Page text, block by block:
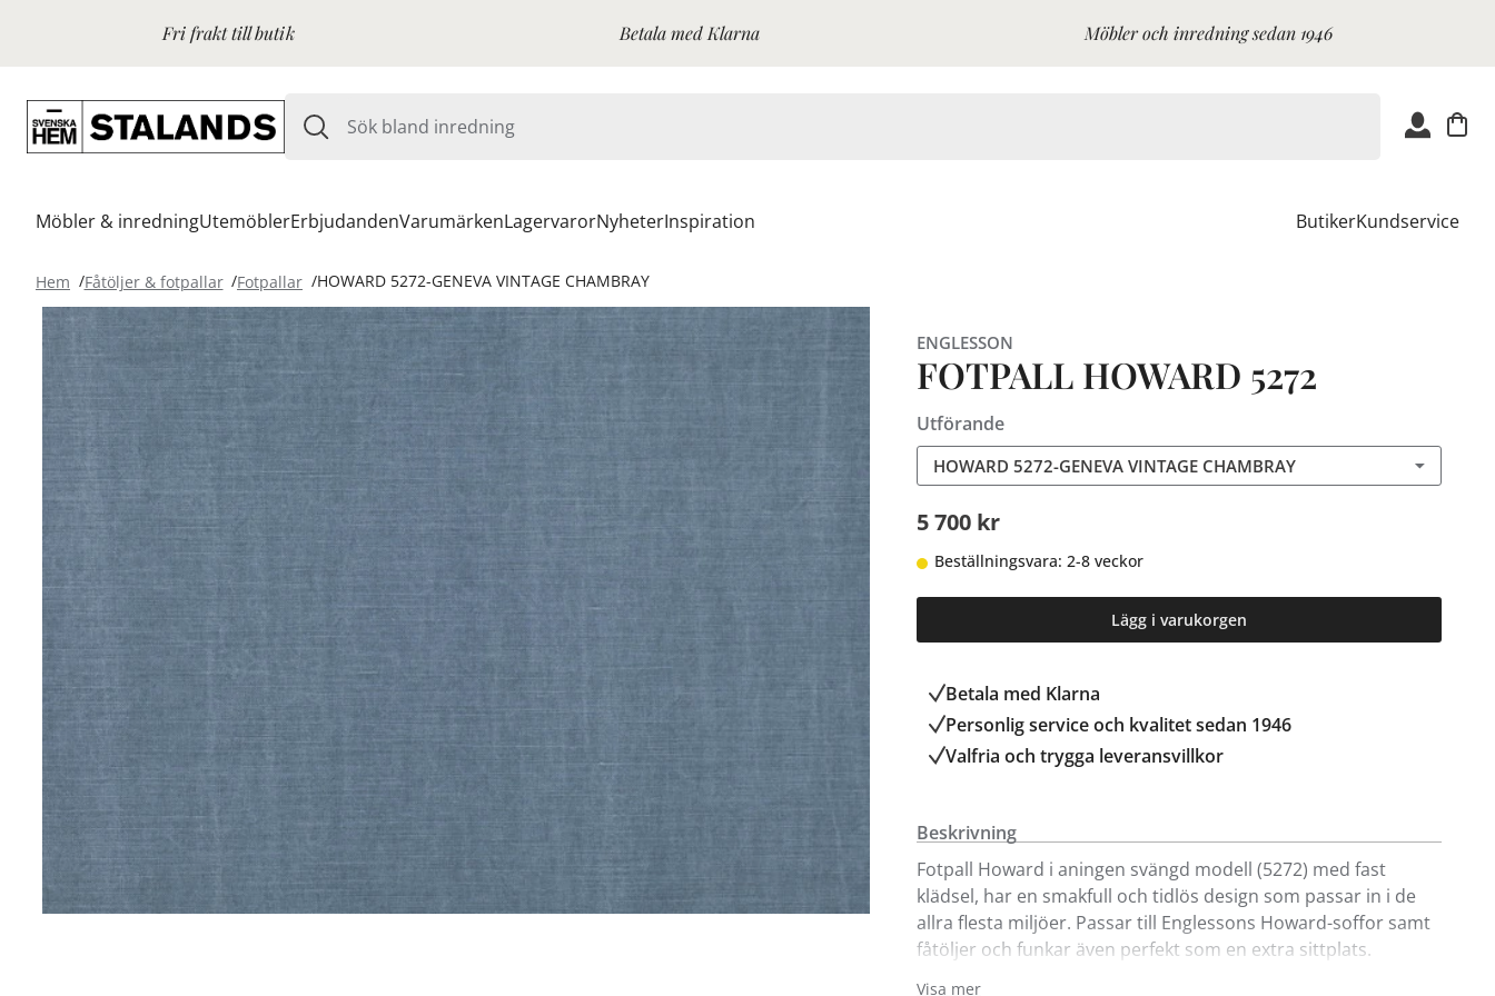
Fri frakt till butik Betala med Klarna Möbler och inredning sedan 1946
Möbler & inredningUtemöblerErbjudandenVarumärkenLagervarorNyheterInspiration ButikerKundservice
Hem Fåtöljer & fotpallar Fotpallar HOWARD 5272-GENEVA VINTAGE CHAMBRAY
ENGLESSON
FOTPALL HOWARD 5272
Utförande
HOWARD 5272-GENEVA VINTAGE CHAMBRAY
5 700 kr
Beställningsvara: 2-8 veckor
Lägg i varukorgen
Betala med Klarna
Personlig service och kvalitet sedan 1946
Valfria och trygga leveransvillkor
Beskrivning
Fotpall Howard i aningen svängd modell (5272) med fast
klädsel, har en smakfull och tidlös design som passar in i de
allra flesta miljöer. Passar till Englessons Howard-soffor samt
fåtöljer och funkar även perfekt som en extra sittplats.
Visa mer